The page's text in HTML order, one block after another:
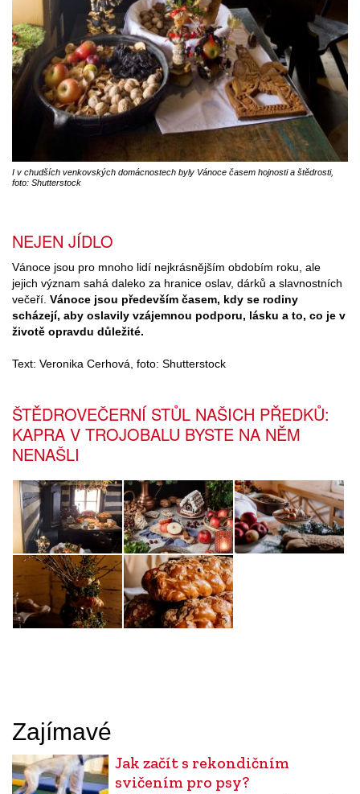
I v chudších venkovských domácnostech byly Vánoce časem hojnosti a štědrosti,
foto: Shutterstock
NEJEN JÍDLO
Vánoce jsou pro mnoho lidí nejkrásnějším obdobím roku, ale
jejich význam sahá daleko za hranice oslav, dárků a slavnostních
večeří. Vánoce jsou především časem, kdy se rodiny
scházejí, aby oslavily vzájemnou podporu, lásku a to, co je v
životě opravdu důležité.
Text: Veronika Cerhová, foto: Shutterstock
ŠTĚDROVEČERNÍ STŮL NAŠICH PŘEDKŮ:
KAPRA V TROJOBALU BYSTE NA NĚM
NENAŠLI
Zajímavé
Jak začít s rekondičním
svičením pro psy?